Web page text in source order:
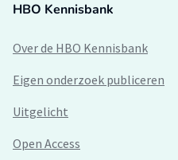
HBO Kennisbank
Over de HBO Kennisbank
Eigen onderzoek publiceren
Uitgelicht
Open Access